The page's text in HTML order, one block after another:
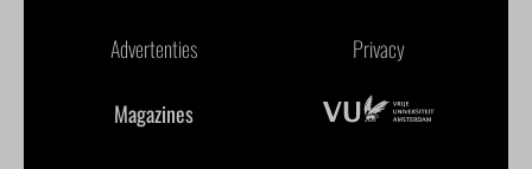
Advertenties Privacy
Magazines